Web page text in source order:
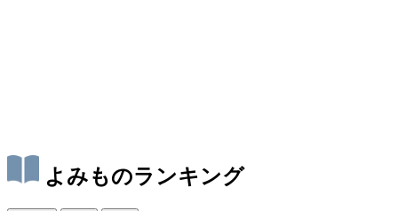
よみものランキング